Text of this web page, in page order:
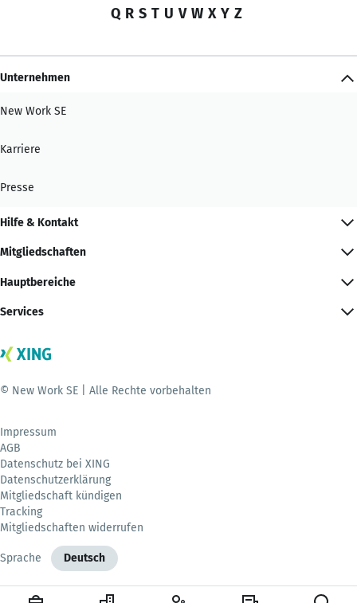
Q R S T U V W X Y Z
Unternehmen
New Work SE
Karriere
Presse
Hilfe & Kontakt
Mitgliedschaften
Hauptbereiche
Services
© New Work SE | Alle Rechte vorbehalten
Impressum
AGB
Datenschutz bei XING
Datenschutzerklärung
Mitgliedschaft kündigen
Tracking
Mitgliedschaften widerrufen
Sprache Deutsch